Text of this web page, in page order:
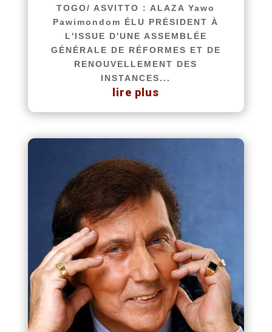
TOGO/ ASVITTO : ALAZA Yawo
Pawimondom ÉLU PRÉSIDENT À
L'ISSUE D'UNE ASSEMBLÉE
GÉNÉRALE DE RÉFORMES ET DE
RENOUVELLEMENT DES
INSTANCES...
lire plus